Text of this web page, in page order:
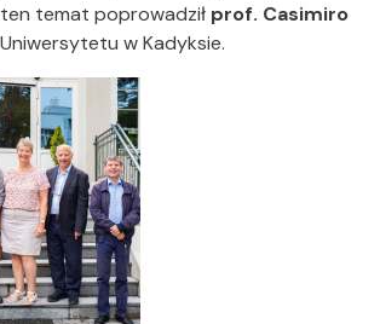
temat poprowadził prof. Casimiro
w Kadyksie.